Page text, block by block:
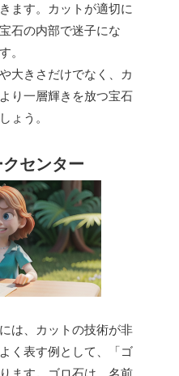
ます。カットが適切に
石の内部で迷子にな
。
大きさだけでなく、カ
り一層輝きを放つ宝石
ょう。
センター
は、カットの技術が非
く表す例として、「ゴ
ます。ゴロ石は、名前